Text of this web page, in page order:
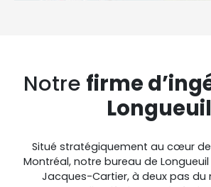
Notre firme
Longueuil
Situé stratégiquement au cœur de
Montréal, notre bureau de
Jacques-Cartier, à deux pas du